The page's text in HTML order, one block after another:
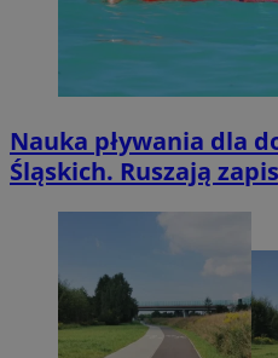
Nauka pływania dla
Śląskich. Ruszają